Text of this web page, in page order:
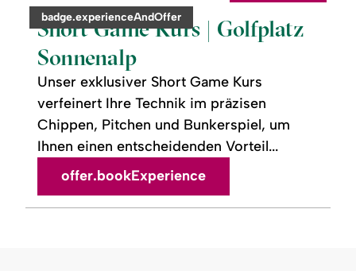
category:
badge.experienceAndOffer
Short Game Kurs | Golfplatz
Sonnenalp
Unser exklusiver Short Game Kurs
verfeinert Ihre Technik im präzisen
Chippen, Pitchen und Bunkerspiel, um
Ihnen einen entscheidenden Vorteil...
Game
Kurs
Golfplatz
Sonnenalp
offer.bookExperience